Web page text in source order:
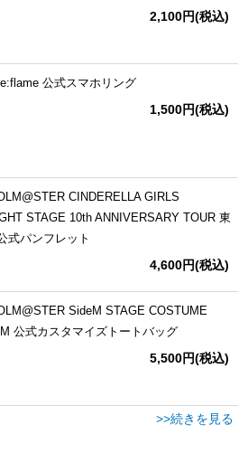
2,100円(税込)
公式スマホリング
1,500円(税込)
CINDERELLA GIRLS
STAGE 10th ANNIVERSARY TOUR 東
式パンフレット
4,600円(税込)
SideM STAGE COSTUME
公式カスタマイズトートバッグ
5,500円(税込)
>>続きを見る